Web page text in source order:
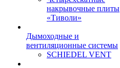
накрывочные плиты
«Тиволи»
Дымоходные и
вентиляционные системы
SCHIEDEL VENT